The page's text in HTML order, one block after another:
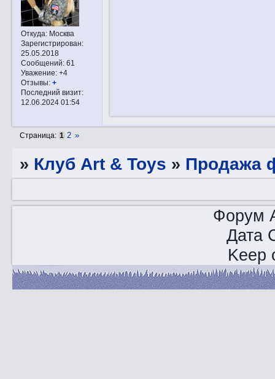
Откуда:Москва
Зарегистрирован:
25.05.2018
Сообщений:61
Уважение: +4
Отзывы: +
Последний визит:
12.06.2024 01:54
Страница: 1 2 »
» Клуб Art & Toys » Продажа
Форум
Дата
Keep